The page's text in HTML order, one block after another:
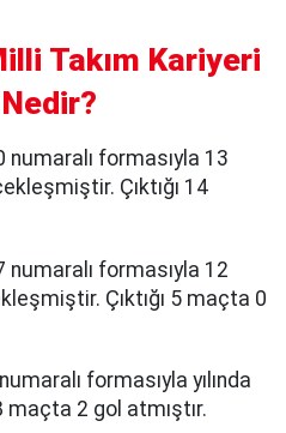
Takım Kariyeri
numaralı formasıyla 13
Çıktığı 14
numaralı formasıyla 12
Çıktığı 5 maçta 0
formasıyla yılında
maçta 2 gol atmıştır.